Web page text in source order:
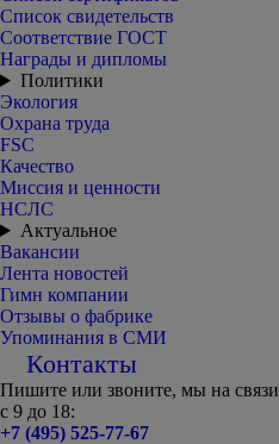
Список свидетельств
Соответствие ГОСТ
Награды и дипломы
Политики
Экология
Охрана труда
FSC
Качество
Миссия и ценности
НСЛС
Актуальное
Вакансии
Лента новостей
Гимн компании
Отзывы о фабрике
Упоминания в СМИ
Контакты
Пишите или звоните, мы на связи
с 9 до 18:
+7 (495) 525-77-67